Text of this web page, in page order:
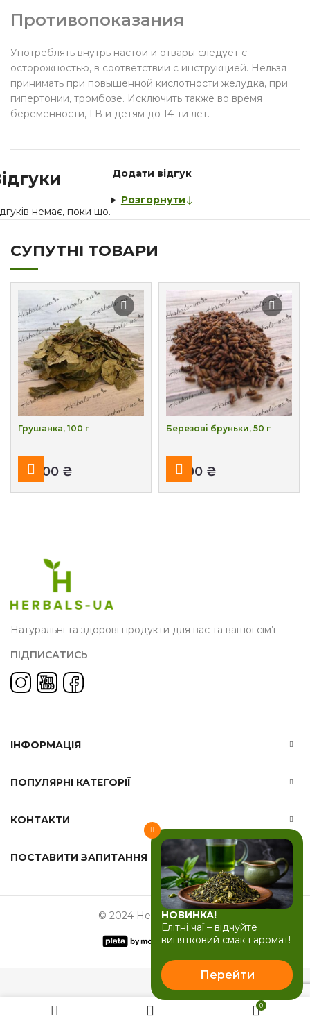
СУПУТНІ ТОВАРИ
Грушанка, 100 г
₴
Березові бруньки, 50 г
₴
Противопоказания
Употреблять внутрь настои и отвары следует с
осторожностью, в соответствии с инструкцией. Нельзя
принимать при повышенной кислотности желудка, при
гипертонии, тромбозе. Исключить также во время
беременности, ГВ и детям до 14-ти лет.
немає, поки що.
Додати відгук
Розгорнути
Натуральні та здорові продукти для вас та вашої сім’ї
ПІДПИСАТИСЬ
ІНФОРМАЦІЯ
ПОПУЛЯРНІ КАТЕГОРІЇ
КОНТАКТИ
ПОСТАВИТИ ЗАПИТАННЯ
© 2024 Herbals-ua.com
0
НОВИНКА!
Елітні чаї – відчуйте
винятковий смак і аромат!
Перейти